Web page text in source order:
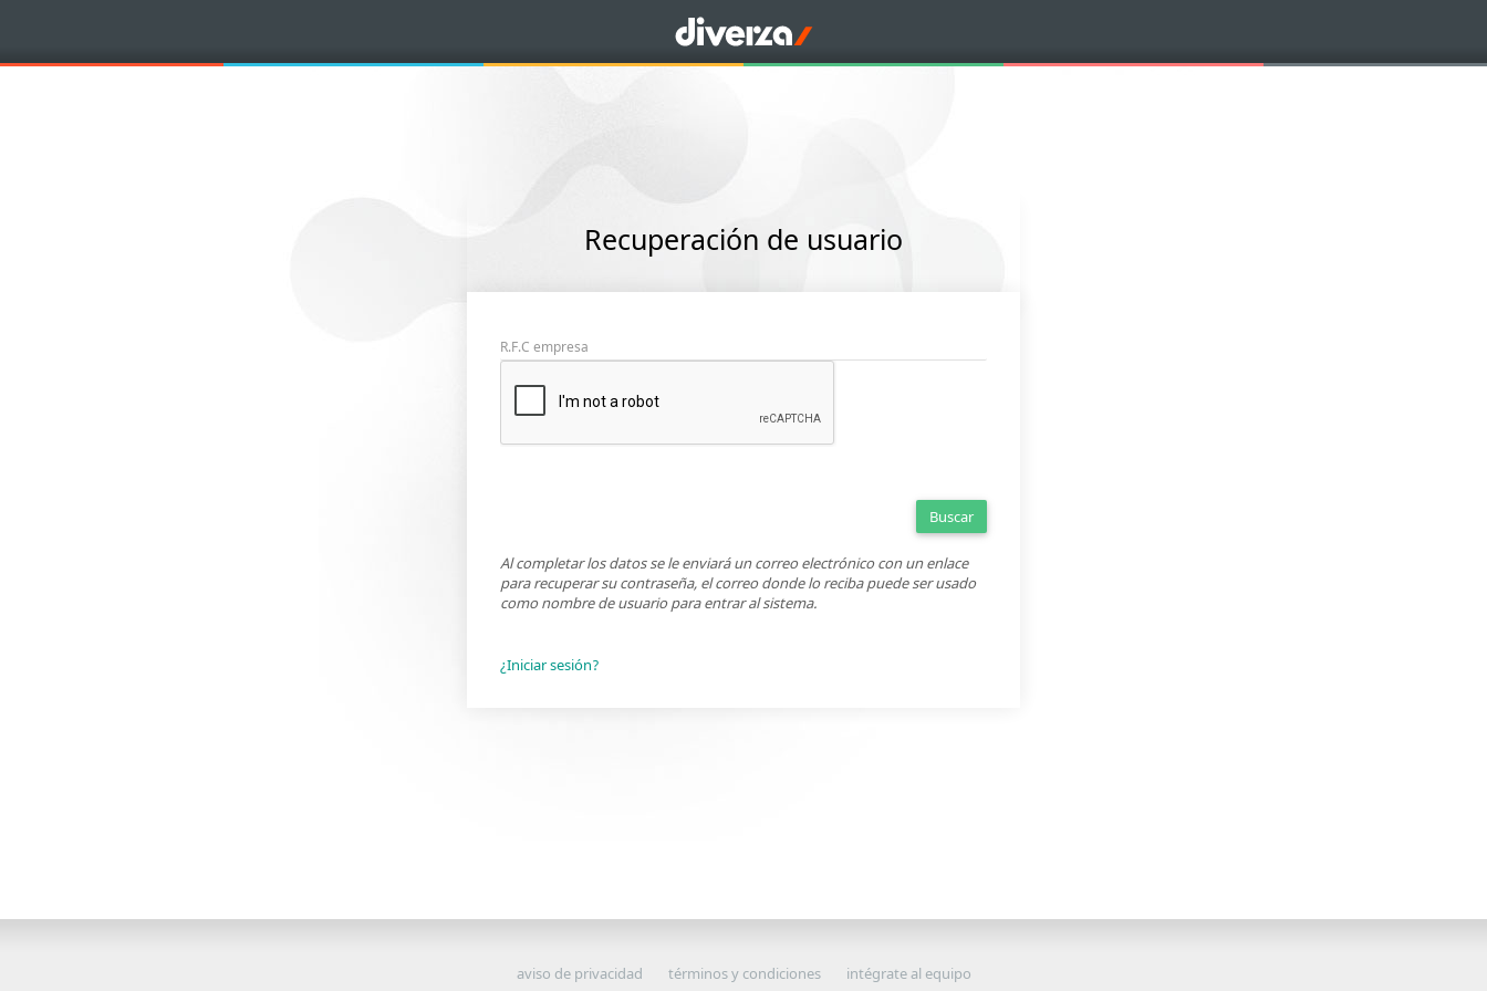
Recuperación de usuario
R.F.C empresa
Buscar
Al completar los datos se le enviará un correo electrónico con un enlace
para recuperar su contraseña, el correo donde lo reciba puede ser usado
como nombre de usuario para entrar al sistema.
¿Iniciar sesión?
aviso de privacidad términos y condiciones intégrate al equipo